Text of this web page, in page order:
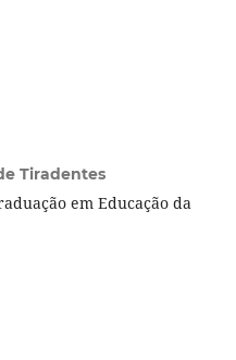
Tiradentes
em Educação da